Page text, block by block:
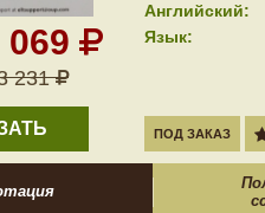
069
231
Английский:
Язык:
ПОД ЗАКАЗ